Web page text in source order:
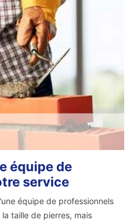
équipe de
service
équipe de professionnels
taille de pierres, mais